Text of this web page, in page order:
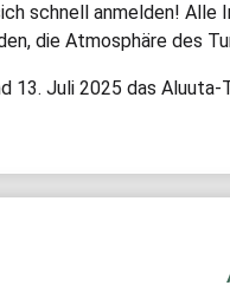
schnell anmelden! Alle
die Atmosphäre des
13. Juli 2025 das